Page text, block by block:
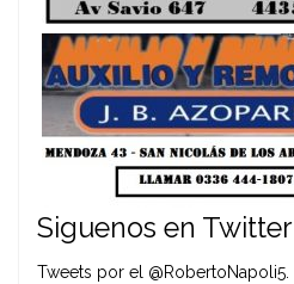
Siguenos en Twitter
Tweets por el @RobertoNapoli5.